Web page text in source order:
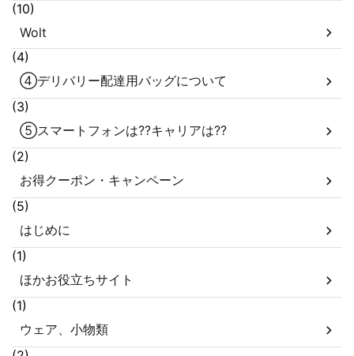
(10)
Wolt
(4)
④デリバリー配達用バッグについて
(3)
⑤スマートフォンは??キャリアは??
(2)
お得クーポン・キャンペーン
(5)
はじめに
(1)
ほかお役立ちサイト
(1)
ウェア、小物類